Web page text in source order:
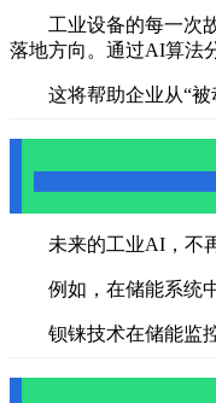
工业设备的每一次
落地方向。通过AI算法
这将帮助企业从“被
未来的工业AI，不
例如，在储能系统
钡铼技术在储能监